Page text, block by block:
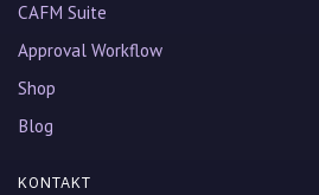
CAFM Suite
Approval Workflow
Shop
Blog
KONTAKT